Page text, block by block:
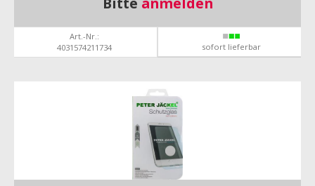
Art.-Nr.:
4031574211734
sofort lieferbar